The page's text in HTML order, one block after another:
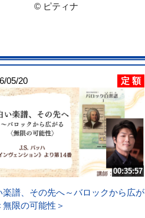
© ピティナ
05/20 定 額
00:35:57
楽譜、その先へ～バロックから広が
無限の可能性＞